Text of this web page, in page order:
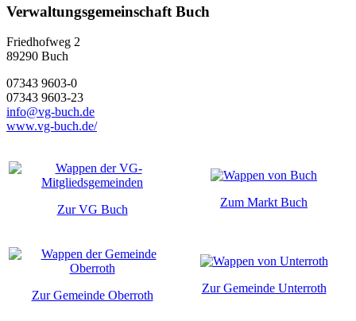
Verwaltungsgemeinschaft Buch
Friedhofweg 2
89290 Buch
07343 9603-0
07343 9603-23
info@vg-buch.de
www.vg-buch.de/
Zur VG Buch
Zum Markt Buch
Zur Gemeinde Oberroth
Zur Gemeinde Unterroth